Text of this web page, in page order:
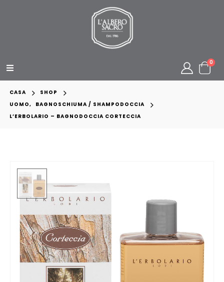
0
CASA
SHOP
UOMO,
BAGNOSCHIUMA / SHAMPODOCCIA
L’ERBOLARIO – BAGNODOCCIA CORTECCIA